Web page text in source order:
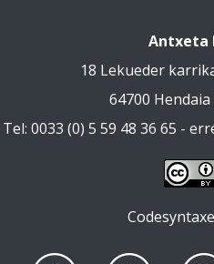
Antxeta
18 Lekueder
64700
Tel: 0033 (0) 5 59 48 36 65 -